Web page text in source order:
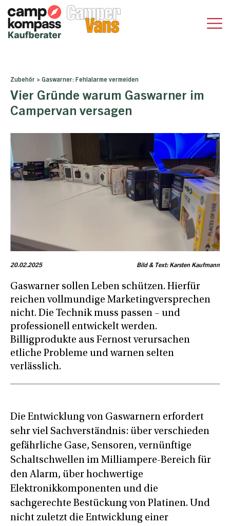
Zubehör > Gaswarner: Fehlalarme vermeiden
Vier Gründe warum Gaswarner im
Campervan versagen
20.02.2025 Bild & Text: Karsten Kaufmann
Gaswarner sollen Leben schützen. Hierfür
reichen vollmundige Marketingversprechen
nicht. Die Technik muss passen – und
professionell entwickelt werden.
Billigprodukte aus Fernost verursachen
etliche Probleme und warnen selten
verlässlich.
Die Entwicklung von Gaswarnern erfordert
sehr viel Sachverständnis: über verschieden
gefährliche Gase, Sensoren, vernünftige
Schaltschwellen im Milliampere-Bereich für
den Alarm, über hochwertige
Elektronikkomponenten und die
sachgerechte Bestückung von Platinen. Und
nicht zuletzt die Entwicklung einer